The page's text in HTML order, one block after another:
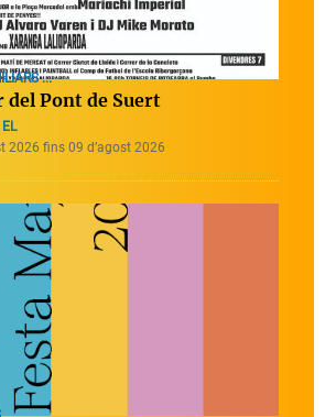
...
del Pont de Suert
EL
2026 fins 09 d’agost 2026